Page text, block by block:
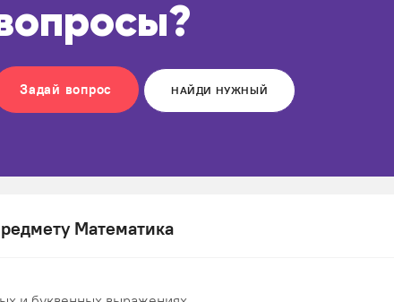
Задай вопрос НАЙДИ НУЖНЫЙ
Математика